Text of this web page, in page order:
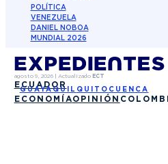
POLÍTICA
VENEZUELA
DANIEL NOBOA
MUNDIAL 2026
agosto 9, 2026| Actualizado ECT
ECUADOR
GUAYAQUIL QUITO CUENCA
ECONOMÍAOPINIÓN